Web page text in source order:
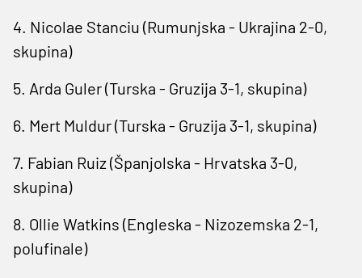
4. Nicolae Stanciu (Rumunjska - Ukrajina 2-0,
skupina)
5. Arda Guler (Turska - Gruzija 3-1, skupina)
6. Mert Muldur (Turska - Gruzija 3-1, skupina)
7. Fabian Ruiz (Španjolska - Hrvatska 3-0,
skupina)
8. Ollie Watkins (Engleska - Nizozemska 2-1,
polufinale)